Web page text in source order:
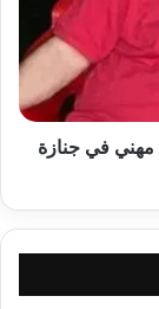
مهني في جنازة